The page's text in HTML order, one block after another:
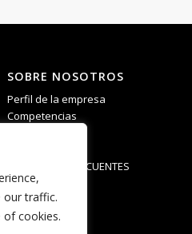
our traffic.
of cookies.
SOBRE NOSOTROS
Perfil de la empresa
Competencias
PREGUNTAS FRECUENTES